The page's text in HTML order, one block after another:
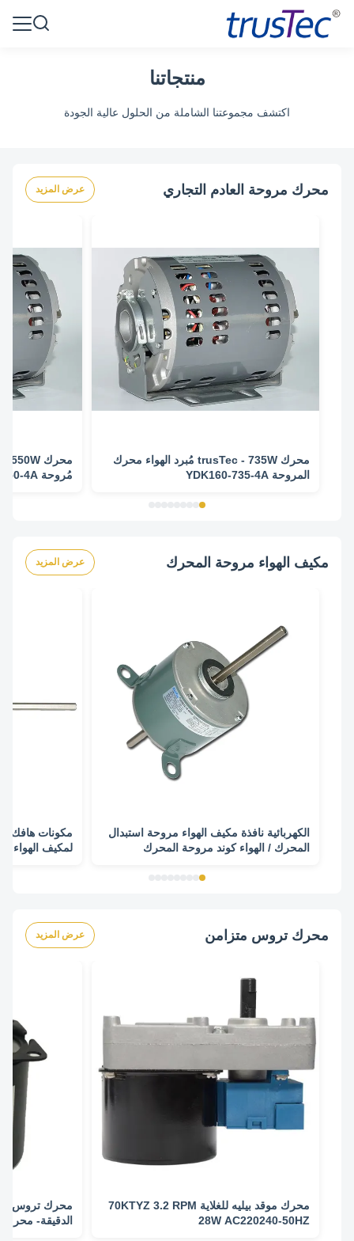
منتجاتنا
اكتشف مجموعتنا الشاملة من الحلول عالية الجودة
محرك مروحة العادم التجاري عرض المزيد
محرك trusTec - 735W مُبرد الهواء محرك
المروحة YDK160-735-4A
مُروحة YDK160-550-4A
مكيف الهواء مروحة المحرك عرض المزيد
الكهربائية نافذة مكيف الهواء مروحة استبدال
المحرك / الهواء كوند مروحة المحرك
محرك تروس متزامن عرض المزيد
محرك موقد بيليه للغلاية 70KTYZ 3.2 RPM
28W AC220240-50HZ